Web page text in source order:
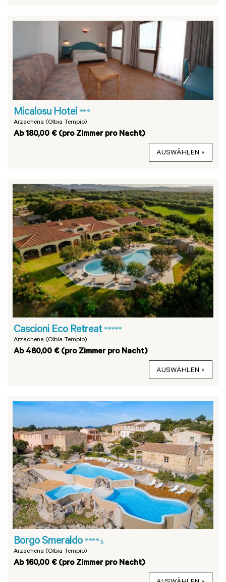
Micalosu Hotel ***
Arzachena (Olbia Tempio)
Ab 180,00 € (pro Zimmer pro Nacht)
AUSWÄHLEN
Cascioni Eco Retreat *****
Arzachena (Olbia Tempio)
Ab 480,00 € (pro Zimmer pro Nacht)
AUSWÄHLEN
Borgo Smeraldo **** s
Arzachena (Olbia Tempio)
Ab 160,00 € (pro Zimmer pro Nacht)